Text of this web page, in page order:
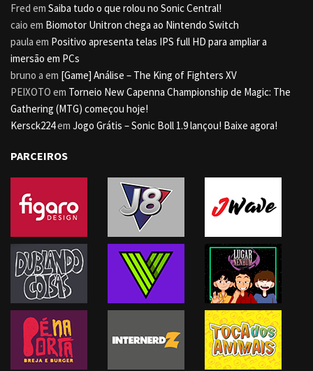
Fred em Saiba tudo o que rolou no Sonic Central!
caio em Biomotor Unitron chega ao Nintendo Switch
paula em Positivo apresenta telas IPS full HD para ampliar a
imersão em PCs
bruno a em [Game] Análise – The King of Fighters XV
PEIXOTO em Torneio New Capenna Championship de Magic: The
Gathering (MTG) começou hoje!
Kersck224em Jogo Grátis – Sonic Boll 1.9 lançou! Baixe agora!
PARCEIROS